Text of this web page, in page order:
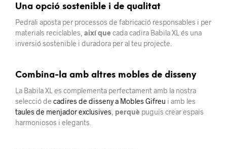
Una opció sostenible i de qualitat
Pedrali aposta per processos de fabricació responsables i per
materials reciclables, així quecada cadira Babila XL és una
inversió sostenible i duradora per al teu projecte.
Combina-la amb altres mobles de disseny
La Babila XL es complementa perfectament amb la nostra
selecció de cadires de disseny a Mobles Gifreu i amb les
taules de menjador exclusives perquè puguis crear espais
harmoniosos i elegants.